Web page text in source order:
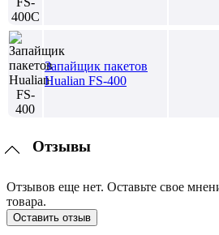
Запайщик пакетов
Hualian FS-400
Отзывы
Отзывов еще нет. Оставьте свое
товара.
Оставить отзыв